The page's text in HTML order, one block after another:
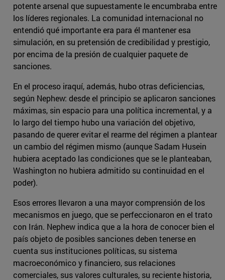
potente arsenal que supuestamente le encumbraba entre
los líderes regionales. La comunidad internacional no
entendió qué importante era para él mantener esa
simulación, en su pretensión de credibilidad y prestigio,
por encima de la presión de cualquier paquete de
sanciones.
En el proceso iraquí, además, hubo otras deficiencias,
según Nephew: desde el principio se aplicaron sanciones
máximas, sin espacio para una política incremental, y a
lo largo del tiempo hubo una variación del objetivo,
pasando de querer evitar el rearme del régimen a plantear
un cambio del régimen mismo (aunque Sadam Husein
hubiera aceptado las condiciones que se le planteaban,
Washington no hubiera admitido su continuidad en el
poder).
Esos errores llevaron a una mayor comprensión de los
mecanismos en juego, que se perfeccionaron en el trato
con Irán. Nephew indica que a la hora de conocer bien el
país objeto de posibles sanciones deben tenerse en
cuenta sus instituciones políticas, su sistema
macroeconómico y financiero, sus relaciones
comerciales, sus valores culturales, su reciente historia,